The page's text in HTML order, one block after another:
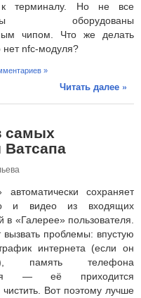
терминалу. Но не все
оборудованы
чипом. Что же делать
нет nfc-модуля?
»
Читать далее »
самых
автоматически сохраняет
и видео из входящих
в «Галерее» пользователя.
проблемы: впустую
интернета (если он
память телефона
— её приходится
чистить. Вот поэтому лучше